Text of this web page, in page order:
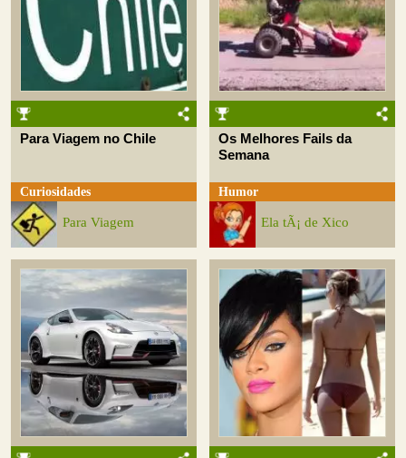
Para Viagem no Chile
Curiosidades
Para Viagem
Os Melhores Fails da
Semana
Humor
Ela tÃ¡ de Xico